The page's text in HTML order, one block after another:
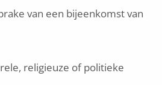
van een bijeenkomst van
religieuze of politieke